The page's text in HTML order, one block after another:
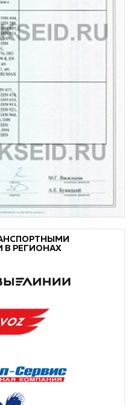
В РЕГИОНАХ